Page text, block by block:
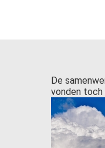
De
vonden toch